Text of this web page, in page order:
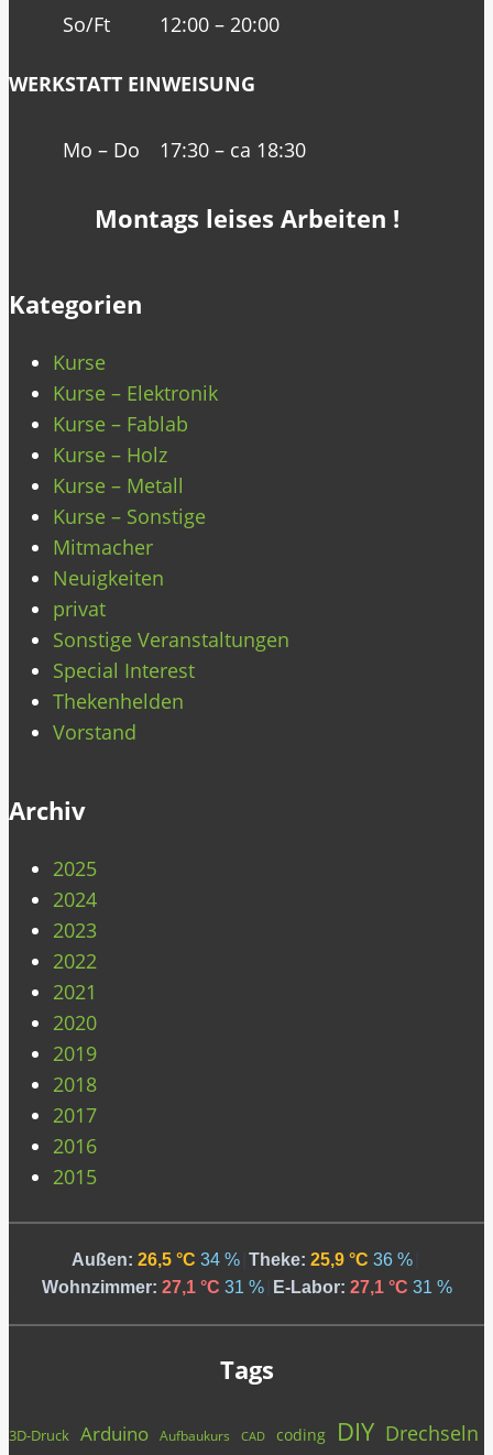
So/Ft 12:00 – 20:00
WERKSTATT EINWEISUNG
Mo – Do 17:30 – ca 18:30
Montags leises Arbeiten !
Kategorien
Kurse
Kurse – Elektronik
Kurse – Fablab
Kurse – Holz
Kurse – Metall
Kurse – Sonstige
Mitmacher
Neuigkeiten
privat
Sonstige Veranstaltungen
Special Interest
Thekenhelden
Vorstand
Archiv
2025
2024
2023
2022
2021
2020
2019
2018
2017
2016
2015
Außen: 26,5 °C 34 % Theke: 25,9 °C 36 %
Wohnzimmer: 27,1 °C 31 % E-Labor: 27,1 °C 31 %
Tags
3D-Druck Arduino Aufbaukurs CAD coding DIY Drechseln